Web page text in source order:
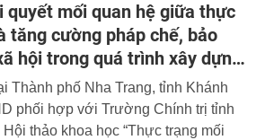
quyết mối quan hệ giữa thực
tăng cường pháp chế, bảo
hội trong quá trình xây dựng,
sau gần 40 năm đổi mới”
Thành phố Nha Trang, tỉnh Khánh
phối hợp với Trường Chính trị tỉnh
thảo khoa học “Thực trạng mối